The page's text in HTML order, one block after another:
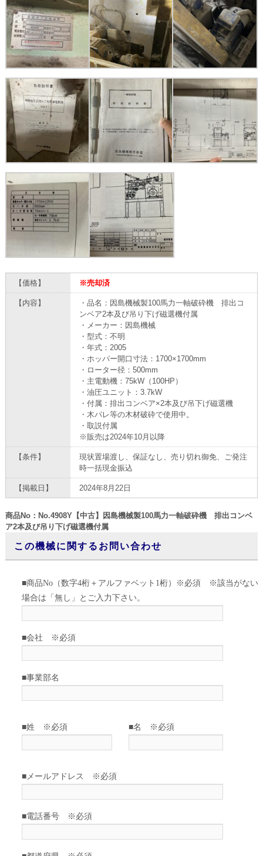
【価格】 ※売却済
【内容】
・品名：因島機械製100馬力一軸破砕機 排出コ
ンベア2本及び吊り下げ磁選機付属
・メーカー：因島機械
・型式：不明
・年式：2005
・ホッパー開口寸法：1700×1700mm
・ローター径：500mm
・主電動機：75kW（100HP）
・油圧ユニット：3.7kW
・付属：排出コンベア×2本及び吊下げ磁選機
・木パレ等の木材破砕で使用中。
・取説付属
※販売は2024年10月以降
【条件】
現状置場渡し、保証なし、売り切れ御免、ご発注
時一括現金振込
【掲載日】 2024年8月22日
商品No：No.4908Y【中古】因島機械製100馬力一軸破砕機 排出コンベ
ア2本及び吊り下げ磁選機付属
この機械に関するお問い合わせ